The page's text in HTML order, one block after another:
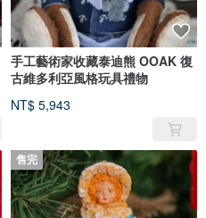
手工藝術家收藏泰迪熊 OOAK 復
古維多利亞風格玩具禮物
NT$ 5,943
售完